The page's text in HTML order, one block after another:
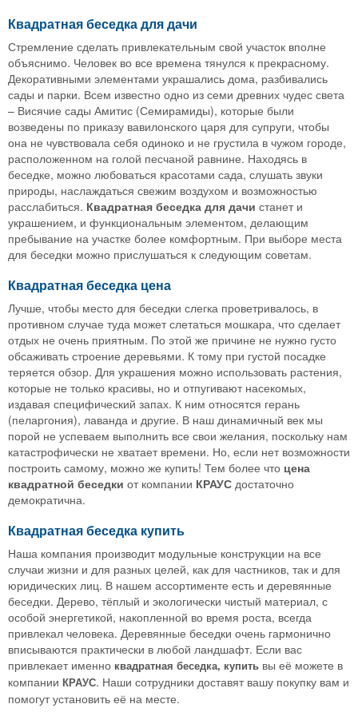
Квадратная беседка для дачи
Стремление сделать привлекательным свой участок вполне
объяснимо. Человек во все времена тянулся к прекрасному.
Декоративными элементами украшались дома, разбивались
сады и парки. Всем известно одно из семи древних чудес света
– Висячие сады Амитис (Семирамиды), которые были
возведены по приказу вавилонского царя для супруги, чтобы
она не чувствовала себя одиноко и не грустила в чужом городе,
расположенном на голой песчаной равнине. Находясь в
беседке, можно любоваться красотами сада, слушать звуки
природы, наслаждаться свежим воздухом и возможностью
расслабиться. Квадратная беседка для дачи станет и
украшением, и функциональным элементом, делающим
пребывание на участке более комфортным. При выборе места
для беседки можно прислушаться к следующим советам.
Квадратная беседка цена
Лучше, чтобы место для беседки слегка проветривалось, в
противном случае туда может слетаться мошкара, что сделает
отдых не очень приятным. По этой же причине не нужно густо
обсаживать строение деревьями. К тому при густой посадке
теряется обзор. Для украшения можно использовать растения,
которые не только красивы, но и отпугивают насекомых,
издавая специфический запах. К ним относятся герань
(пеларгония), лаванда и другие. В наш динамичный век мы
порой не успеваем выполнить все свои желания, поскольку нам
катастрофически не хватает времени. Но, если нет возможности
построить самому, можно же купить! Тем более что цена
квадратной беседки от компании КРАУС достаточно
демократична.
Квадратная беседка купить
Наша компания производит модульные конструкции на все
случаи жизни и для разных целей, как для частников, так и для
юридических лиц. В нашем ассортименте есть и деревянные
беседки. Дерево, тёплый и экологически чистый материал, с
особой энергетикой, накопленной во время роста, всегда
привлекал человека. Деревянные беседки очень гармонично
вписываются практически в любой ландшафт. Если вас
привлекает именно квадратная беседка, купить вы её можете в
компании КРАУС. Наши сотрудники доставят вашу покупку вам и
помогут установить её на месте.